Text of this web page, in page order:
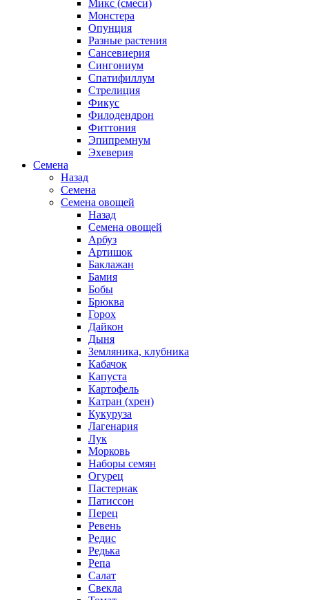
Микс (смеси)
Монстера
Опунция
Разные растения
Сансевиерия
Сингониум
Спатифиллум
Стрелиция
Фикус
Филодендрон
Фиттония
Эпипремнум
Эхеверия
Семена
Назад
Семена
Семена овощей
Назад
Семена овощей
Арбуз
Артишок
Баклажан
Бамия
Бобы
Брюква
Горох
Дайкон
Дыня
Земляника, клубника
Кабачок
Капуста
Картофель
Катран (хрен)
Кукуруза
Лагенария
Лук
Морковь
Наборы семян
Огурец
Пастернак
Патиссон
Перец
Ревень
Редис
Редька
Репа
Салат
Свекла